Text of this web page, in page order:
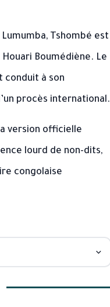
Tshombé est
Boumédiène. Le
conduit à son
procès international.
version officielle
lourd de non-dits,
congolaise